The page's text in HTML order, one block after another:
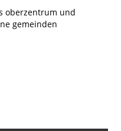
oberzentrum und
gemeinden